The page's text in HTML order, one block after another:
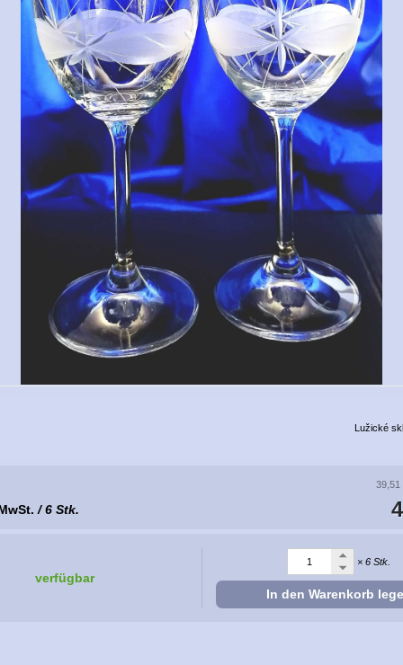
Lužické
39,51
/ 6 Stk.
verfügbar
× 6 Stk.
In den Warenkorb